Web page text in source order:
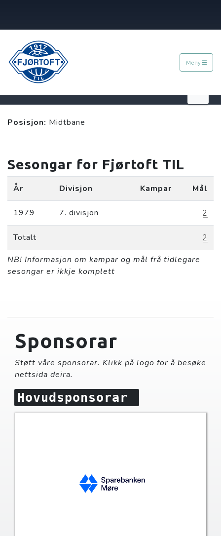
Meny
Jan Ludvig Larsen
Posisjon: Midtbane
Sesongar for Fjørtoft TIL
År Divisjon Kampar Mål
1979 7. divisjon 2
Totalt 2
NB! Informasjon om kampar og mål frå tidlegare
sesongar er ikkje komplett
Sponsorar
Støtt våre sponsorar. Klikk på logo for å besøke
nettsida deira.
Hovudsponsorar